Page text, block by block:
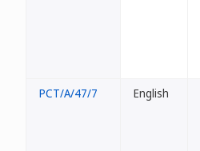
PCT/A/47/7 English